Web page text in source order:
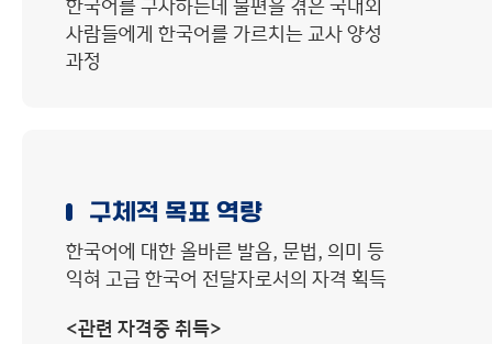
한국어를 구사하는데 불편을 겪은 국내외
사람들에게 한국어를 가르치는 교사 양성
과정
구체적 목표 역량
한국어에 대한 올바른 발음, 문법, 의미 등
익혀 고급 한국어 전달자로서의 자격 획득
<관련 자격증 취득>